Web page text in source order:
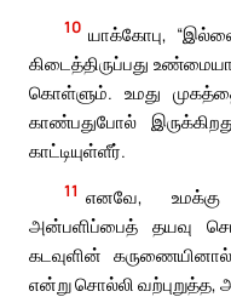
10 யாக்கோபு,
கிடைத்திருப்பது
கொள்ளும். உமது
காண்பதுபோல்
காட்டியுள்ளீர்.
11 எனவே,
அன்பளிப்பைத் தயவு
கடவுளின்
என்று சொல்லி